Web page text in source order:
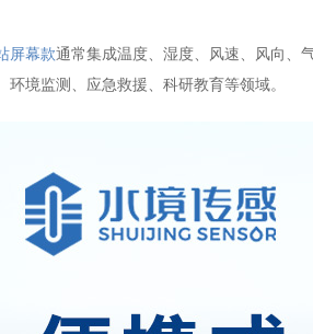
屏幕款通常集成温度、湿度、风速、风向、
环境监测、应急救援、科研教育等领域。